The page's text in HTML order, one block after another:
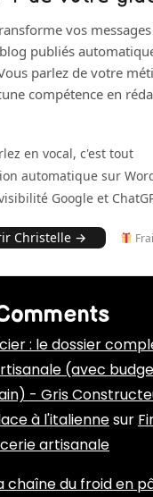
vos
publiés
parlez de votre
compétence en
en vocal, c'est tout
automatique sur
Google et
Christelle →
: le dossier
(avec
- Gris
à l'italiennesur
artisanale
chaîne du froid en